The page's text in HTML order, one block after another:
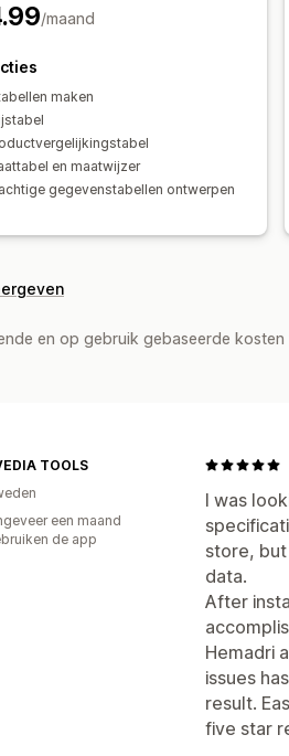
/maand
maken
en maatwijzer
gegevenstabellen ontwerpen
en op gebruik gebaseerde
I was
store,
data.
After
Hemadri
issues
result.
five star
TOOLS
een maand
de app